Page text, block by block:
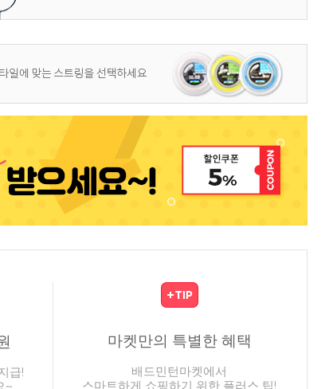
급!
마켓만의 특별한 혜택
배드민턴마켓에서
스마트하게 쇼핑하기 위한 플러스 팁!